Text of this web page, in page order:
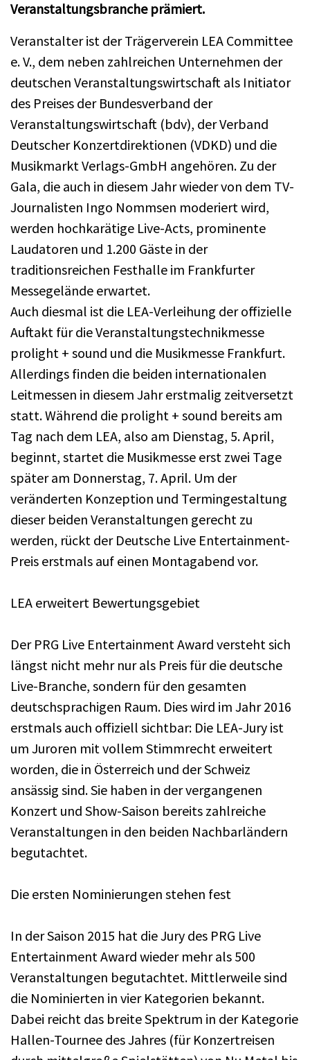
Veranstaltungsbranche prämiert.
Veranstalter ist der Trägerverein LEA Committee
e. V., dem neben zahlreichen Unternehmen der
deutschen Veranstaltungswirtschaft als Initiator
des Preises der Bundesverband der
Veranstaltungswirtschaft (bdv), der Verband
Deutscher Konzertdirektionen (VDKD) und die
Musikmarkt Verlags-GmbH angehören. Zu der
Gala, die auch in diesem Jahr wieder von dem TV-
Journalisten Ingo Nommsen moderiert wird,
werden hochkarätige Live-Acts, prominente
Laudatoren und 1.200 Gäste in der
traditionsreichen Festhalle im Frankfurter
Messegelände erwartet.
Auch diesmal ist die LEA-Verleihung der offizielle
Auftakt für die Veranstaltungstechnikmesse
prolight + sound und die Musikmesse Frankfurt.
Allerdings finden die beiden internationalen
Leitmessen in diesem Jahr erstmalig zeitversetzt
statt. Während die prolight + sound bereits am
Tag nach dem LEA, also am Dienstag, 5. April,
beginnt, startet die Musikmesse erst zwei Tage
später am Donnerstag, 7. April. Um der
veränderten Konzeption und Termingestaltung
dieser beiden Veranstaltungen gerecht zu
werden, rückt der Deutsche Live Entertainment-
Preis erstmals auf einen Montagabend vor.
LEA erweitert Bewertungsgebiet
Der PRG Live Entertainment Award versteht sich
längst nicht mehr nur als Preis für die deutsche
Live-Branche, sondern für den gesamten
deutschsprachigen Raum. Dies wird im Jahr 2016
erstmals auch offiziell sichtbar: Die LEA-Jury ist
um Juroren mit vollem Stimmrecht erweitert
worden, die in Österreich und der Schweiz
ansässig sind. Sie haben in der vergangenen
Konzert und Show-Saison bereits zahlreiche
Veranstaltungen in den beiden Nachbarländern
begutachtet.
Die ersten Nominierungen stehen fest
In der Saison 2015 hat die Jury des PRG Live
Entertainment Award wieder mehr als 500
Veranstaltungen begutachtet. Mittlerweile sind
die Nominierten in vier Kategorien bekannt.
Dabei reicht das breite Spektrum in der Kategorie
Hallen-Tournee des Jahres (für Konzertreisen